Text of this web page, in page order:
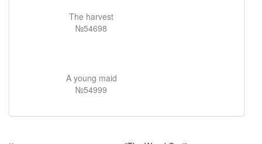
The harvest
№54698
A young maid
№54999